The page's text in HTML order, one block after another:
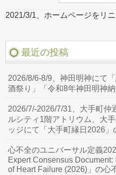
2021/3/1、ホームページをリ
最近の投稿
2026/8/6-8/9、神田明神にて
酒祭り」「令和8年神田明神
2026/7/-2026/7/31、大手町仲
ルシティ1階アトリウム、大
ッジにて「大手町縁日2026」
心不全のユニバーサル定義
Expert Consensus
of Heart Failure (2026)」の心